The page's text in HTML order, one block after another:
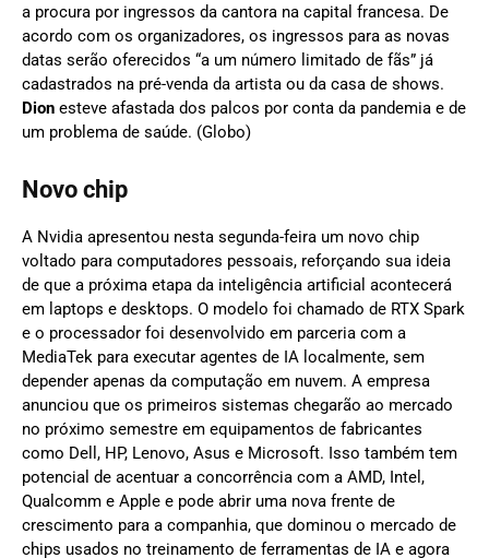
a procura por ingressos da cantora na capital francesa. De
acordo com os organizadores, os ingressos para as novas
datas serão oferecidos “a um número limitado de fãs” já
cadastrados na pré-venda da artista ou da casa de shows.
Dion esteve afastada dos palcos por conta da pandemia e de
um problema de saúde. (Globo)
Novo chip
A Nvidia apresentou nesta segunda-feira um novo chip
voltado para computadores pessoais, reforçando sua ideia
de que a próxima etapa da inteligência artificial acontecerá
em laptops e desktops. O modelo foi chamado de RTX Spark
e o processador foi desenvolvido em parceria com a
MediaTek para executar agentes de IA localmente, sem
depender apenas da computação em nuvem. A empresa
anunciou que os primeiros sistemas chegarão ao mercado
no próximo semestre em equipamentos de fabricantes
como Dell, HP, Lenovo, Asus e Microsoft. Isso também tem
potencial de acentuar a concorrência com a AMD, Intel,
Qualcomm e Apple e pode abrir uma nova frente de
crescimento para a companhia, que dominou o mercado de
chips usados no treinamento de ferramentas de IA e agora